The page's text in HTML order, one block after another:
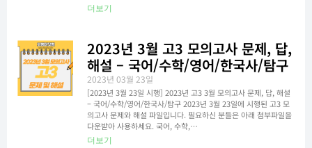
더보기
2023년 3월 고3 모의고사 문제, 답,
해설 – 국어/수학/영어/한국사/탐구
2023년 03월 23일
[2023년 3월 23일 시행] 2023년 고3 3월 모의고사 문제, 답, 해설
– 국어/수학/영어/한국사/탐구 2023년 3월 23일에 시행된 고3 모
의고사 문제와 해설 파일입니다. 필요하신 분들은 아래 첨부파일을
다운받아 사용하세요. 국어, 수학,…
더보기